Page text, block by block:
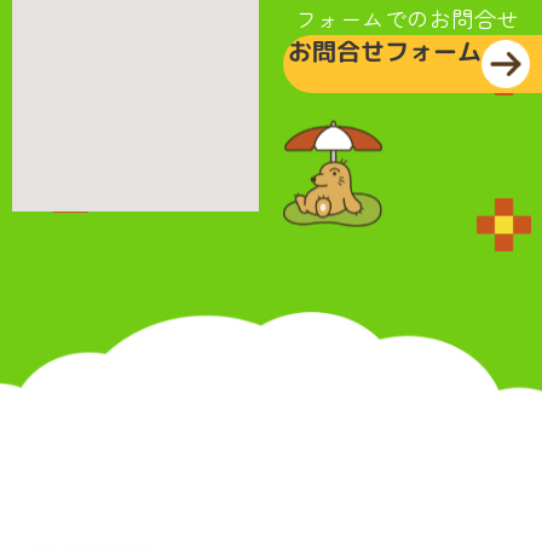
フォームでのお問合せ
お問合せフォーム